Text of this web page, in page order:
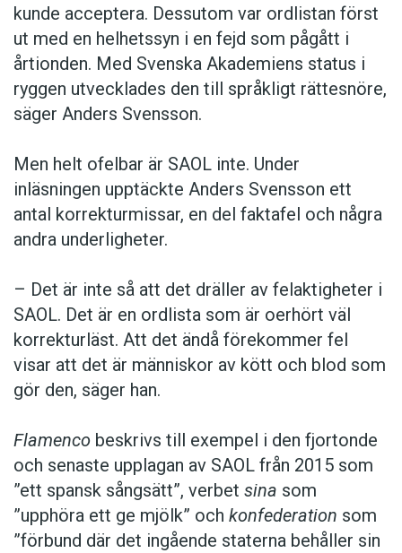
kunde acceptera. Dessutom var ordlistan först
ut med en helhetssyn i en fejd som pågått i
årtionden. Med Svenska Akademiens status i
ryggen utvecklades den till språkligt rättesnöre,
säger Anders Svensson.
Men helt ofelbar är SAOL inte. Under
inläsningen upptäckte Anders Svensson ett
antal korrekturmissar, en del faktafel och några
andra underligheter.
– Det är inte så att det dräller av felaktigheter i
SAOL. Det är en ordlista som är oerhört väl
korrekturläst. Att det ändå förekommer fel
visar att det är människor av kött och blod som
gör den, säger han.
Flamenco beskrivs till exempel i den fjortonde
och senaste upplagan av SAOL från 2015 som
”ett spansk sångsätt”, verbet sina som
”upphöra ett ge mjölk” och konfederation som
”förbund där det ingående staterna behåller sin